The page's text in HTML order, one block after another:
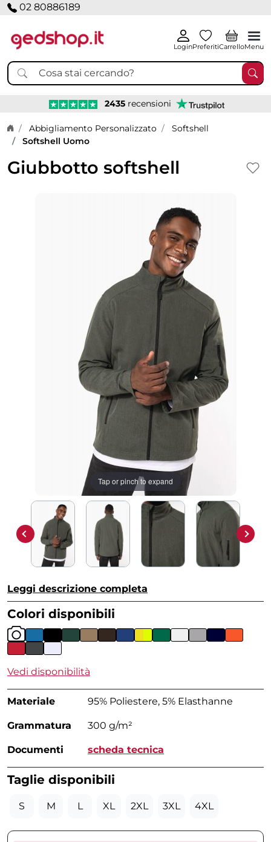
02 80886189
LoginPreferitiCarrelloMenu
2435 recensioni
Home page
Abbigliamento Personalizzato
Softshell
Softshell Uomo
Giubbotto softshell
Tap or pinch to expand
Leggi descrizione completa
Colori disponibili
Vedi disponibilità
Materiale 95% Poliestere, 5% Elasthanne
Grammatura 300 g/m²
Documenti scheda tecnica
Taglie disponibili
S M L XL 2XL 3XL 4XL